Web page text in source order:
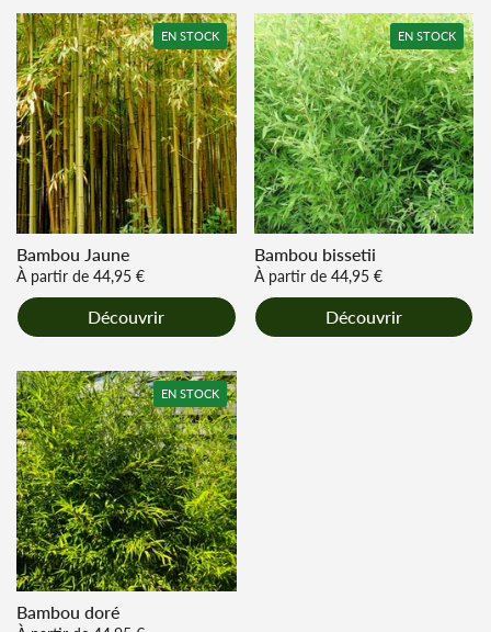
Bambou Jaune
Prix régulier
À partir de 44,95 €
Découvrir
EN STOCK
Bambou bissetii
Prix régulier
À partir de 44,95 €
Découvrir
EN STOCK
Bambou doré
EN STOCK